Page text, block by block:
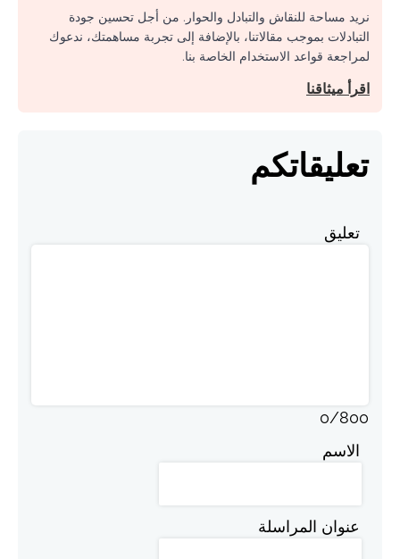
نريد مساحة للنقاش والتبادل والحوار. من أجل تحسين جودة
التبادلات بموجب مقالاتنا، بالإضافة إلى تجربة مساهمتك، ندعوك
لمراجعة قواعد الاستخدام الخاصة بنا.
اقرأ ميثاقنا
تعليقاتكم
تعليق
0/800
الاسم
عنوان المراسلة